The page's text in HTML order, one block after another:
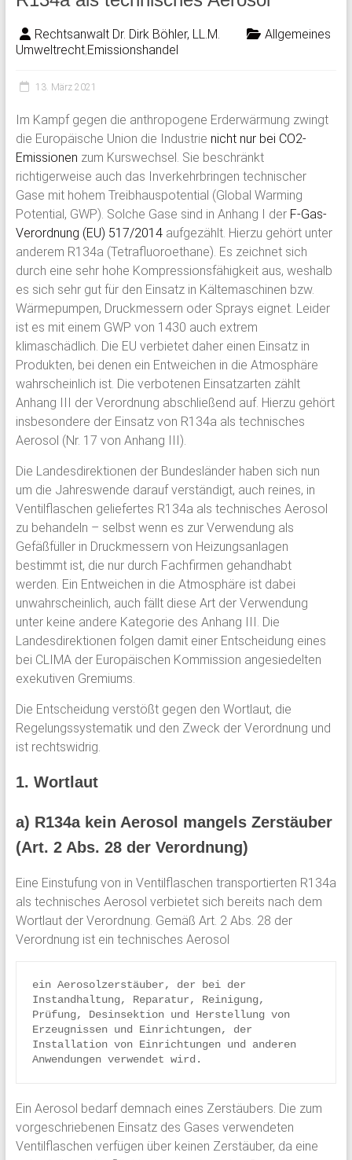
Rechtsanwalt Dr. Dirk Böhler, LL.M.
Allgemeines
Umweltrecht,Emissionshandel
13. März 2021
Im Kampf gegen die anthropogene Erderwärmung zwingt
die Europäische Union die Industrie nicht nur bei CO2-
Emissionen zum Kurswechsel. Sie beschränkt
richtigerweise auch das Inverkehrbringen technischer
Gase mit hohem Treibhauspotential (Global Warming
Potential, GWP). Solche Gase sind in Anhang I der F-Gas-
Verordnung (EU) 517/2014aufgezählt. Hierzu gehört unter
anderem R134a (Tetrafluoroethane). Es zeichnet sich
durch eine sehr hohe Kompressionsfähigkeit aus, weshalb
es sich sehr gut für den Einsatz in Kältemaschinen bzw.
Wärmepumpen, Druckmessern oder Sprays eignet. Leider
ist es mit einem GWP von 1430 auch extrem
klimaschädlich. Die EU verbietet daher einen Einsatz in
Produkten, bei denen ein Entweichen in die Atmosphäre
wahrscheinlich ist. Die verbotenen Einsatzarten zählt
Anhang III der Verordnung abschließend auf. Hierzu gehört
insbesondere der Einsatz von R134a als technisches
Aerosol (Nr. 17 von Anhang III).
Die Landesdirektionen der Bundesländer haben sich nun
um die Jahreswende darauf verständigt, auch reines, in
Ventilflaschen geliefertes R134a als technisches Aerosol
zu behandeln – selbst wenn es zur Verwendung als
Gefäßfüller in Druckmessern von Heizungsanlagen
bestimmt ist, die nur durch Fachfirmen gehandhabt
werden. Ein Entweichen in die Atmosphäre ist dabei
unwahrscheinlich, auch fällt diese Art der Verwendung
unter keine andere Kategorie des Anhang III. Die
Landesdirektionen folgen damit einer Entscheidung eines
bei CLIMA der Europäischen Kommission angesiedelten
exekutiven Gremiums.
Die Entscheidung verstößt gegen den Wortlaut, die
Regelungssystematik und den Zweck der Verordnung und
ist rechtswidrig.
1. Wortlaut
a) R134a kein Aerosol mangels Zerstäuber
(Art. 2 Abs. 28 der Verordnung)
Eine Einstufung von in Ventilflaschen transportierten R134a
als technisches Aerosol verbietet sich bereits nach dem
Wortlaut der Verordnung. Gemäß Art. 2 Abs. 28 der
Verordnung ist ein technisches Aerosol
ein Aerosolzerstäuber, der bei der
Instandhaltung, Reparatur, Reinigung,
Prüfung, Desinsektion und Herstellung von
Erzeugnissen und Einrichtungen, der
Installation von Einrichtungen und anderen
Anwendungen verwendet wird.
Ein Aerosol bedarf demnach eines Zerstäubers. Die zum
vorgeschriebenen Einsatz des Gases verwendeten
Ventilflaschen verfügen über keinen Zerstäuber, da eine